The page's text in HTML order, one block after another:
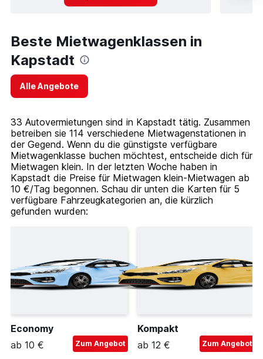
Beste Mietwagenklassen in
Kapstadt
Alle Angebote
33 Autovermietungen sind in Kapstadt tätig. Zusammen
betreiben sie 114 verschiedene Mietwagenstationen in
der Gegend. Wenn du die günstigste verfügbare
Mietwagenklasse buchen möchtest, entscheide dich für
Mietwagen klein. In der letzten Woche haben in
Kapstadt die Preise für Mietwagen klein-Mietwagen ab
10 €/Tag begonnen. Schau dir unten die Karten für 5
verfügbare Fahrzeugkategorien an, die kürzlich
gefunden wurden:
Economy
ab 10 €
Zum Angebot
Kompakt
ab 12 €
Zum Angebot